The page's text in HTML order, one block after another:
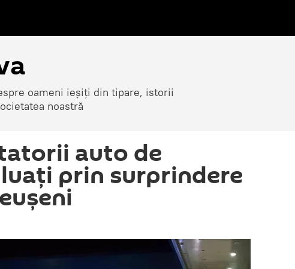
oameni ieșiți din tipare, istorii
noastră
auto de
prin surprindere